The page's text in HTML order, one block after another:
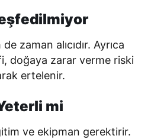
zaman alıcıdır. Ayrıca
doğaya zarar verme riski
ertelenir.
mi
ve ekipman gerektirir.